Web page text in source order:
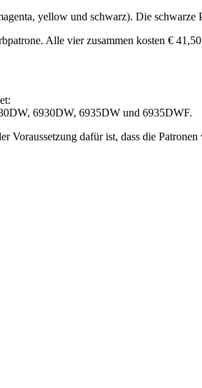
yellow und schwarz). Die
Alle vier zusammen kosten €
6930DW, 6935DW und 6935DWF.
dafür ist, dass die